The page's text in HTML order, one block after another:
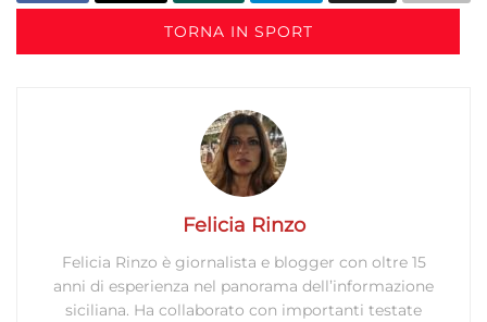
personalizzati, Sviluppare e migliorare i servizi, Utilizzare dati
limitati per la selezione dei contenuti.
Abbinare e combinare dati provenienti da altre
fonti di dati, Collegare diversi dispositivi,
Identificare i dispositivi in base alle informazioni
trasmesse automaticamente.
Utilizzare dati di geolocalizzazione precisi,
Riconoscere i dispositivi in base a informazioni
richieste attivamente.
TORNA IN SPORT
Felicia Rinzo
Felicia Rinzo è giornalista e blogger con oltre 15
anni di esperienza nel panorama dell’informazione
siciliana. Ha collaborato con importanti testate